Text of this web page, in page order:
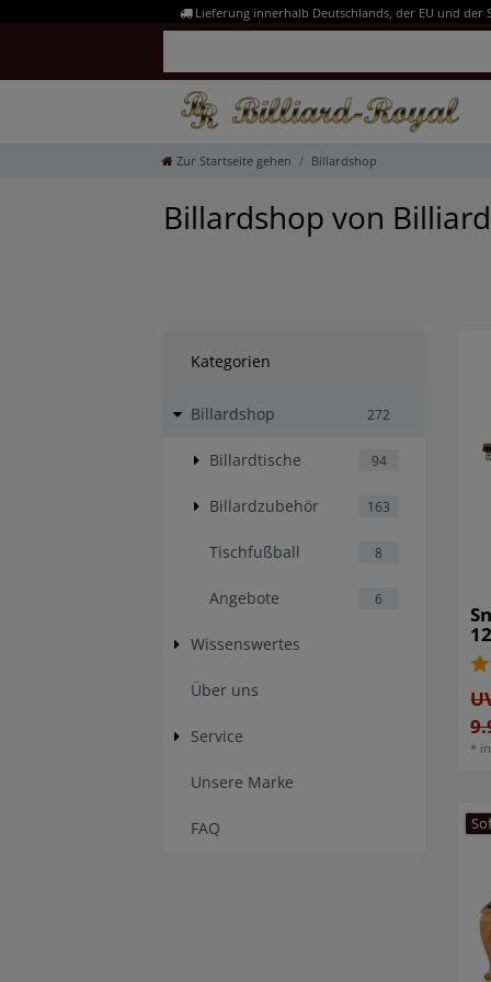
Lieferung innerhalb Deutschlands, der EU und der
Zur Startseite gehen Billardshop
Billardshop von
Kategorien
Billardshop 272
Billardtische 94
Billardzubehör 163
Tischfußball 8
Angebote 6
Wissenswertes
Über uns
Service
Unsere Marke
FAQ
*